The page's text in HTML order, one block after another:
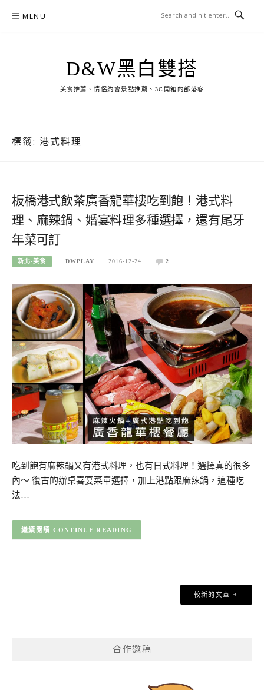
MENU
D&W黑白雙搭
美食推薦、情侶約會景點推薦、3C開箱的部落客
標籤: 港式料理
板橋港式飲茶廣香龍華樓吃到飽！港式料
理、麻辣鍋、婚宴料理多種選擇，還有尾牙
年菜可訂
新北-美食 DWPLAY 2016-12-24 2
吃到飽有麻辣鍋又有港式料理，也有日式料理！選擇真的很多
內～ 復古的辦桌喜宴菜單選擇，加上港點跟麻辣鍋，這種吃
法…
CONTINUE READING
較新的文章
合作邀稿